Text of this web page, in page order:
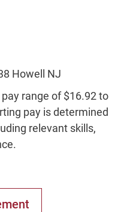
Howell NJ
range of $16.92 to
pay is determined
relevant skills,